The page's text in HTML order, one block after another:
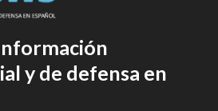
y de defensa en